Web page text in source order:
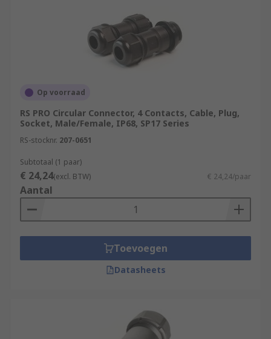
Op voorraad
RS PRO Circular Connector, 4 Contacts, Cable, Plug,
Socket, Male/Female, IP68, SP17 Series
RS-stocknr. 207-0651
Subtotaal (1 paar)
€ 24,24(excl. BTW) € 24,24/paar
Aantal
Toevoegen
Datasheets